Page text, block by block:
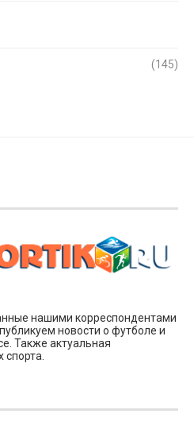
(145)
нашими корреспондентами
новости о футболе и
Также актуальная